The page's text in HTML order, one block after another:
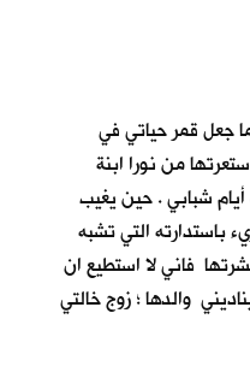
جعل قمر حياتي في
من نورا ابنة
شبابي . حين يغيب
باستدارته التي تشبه
فاني لا استطيع ان
والدها ؛ زوج خالتي